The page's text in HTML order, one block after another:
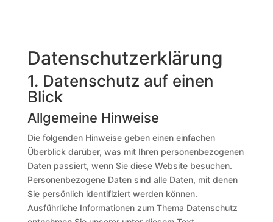
Datenschutz­erklärung
1. Datenschutz auf einen
Blick
Allgemeine Hinweise
Die folgenden Hinweise geben einen einfachen
Überblick darüber, was mit Ihren personenbezogenen
Daten passiert, wenn Sie diese Website besuchen.
Personenbezogene Daten sind alle Daten, mit denen
Sie persönlich identifiziert werden können.
Ausführliche Informationen zum Thema Datenschutz